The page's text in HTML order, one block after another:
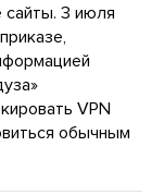
3 июля
VPN
обычным